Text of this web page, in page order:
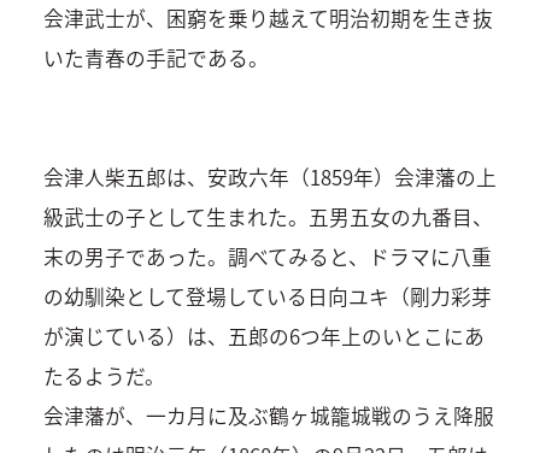
会津武士が、困窮を乗り越えて明治初期を生き抜
いた青春の手記である。
会津人柴五郎は、安政六年（1859年）会津藩の上
級武士の子として生まれた。五男五女の九番目、
末の男子であった。調べてみると、ドラマに八重
の幼馴染として登場している日向ユキ（剛力彩芽
が演じている）は、五郎の6つ年上のいとこにあ
たるようだ。
会津藩が、一カ月に及ぶ鶴ヶ城籠城戦のうえ降服